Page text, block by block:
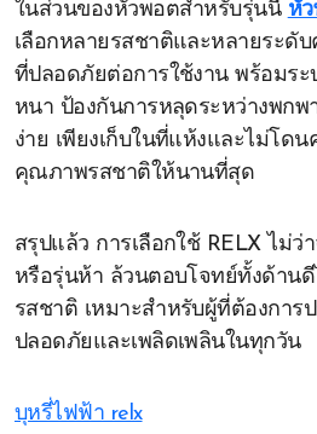
ในส่วนของหัวพอตสำหรับรุ่นนี้ หั
เลือกหลายรสชาติและหลายระดั
ที่ปลอดภัยต่อการใช้งาน พร้อมร
หนา ป้องกันการหลุดระหว่างพก
ง่าย เพียงเก็บในที่แห้งและไม่โดน
คุณภาพรสชาติให้นานที่สุด
สรุปแล้ว การเลือกใช้ RELX ไม่ว่
หรือรุ่นห้า ล้วนตอบโจทย์ทั้งด้าน
รสชาติ เหมาะสำหรับผู้ที่ต้องการ
ปลอดภัยและเพลิดเพลินในทุกวัน
บุหรี่ไฟฟ้า relx